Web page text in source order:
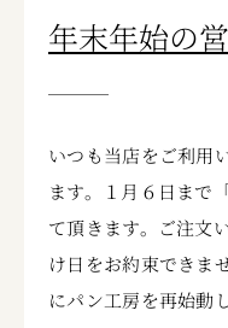
年末年始の
いつも当店をご利用
ます。１月６日まで
て頂きます。ご注文
け日をお約束できま
にパン工房を再始動